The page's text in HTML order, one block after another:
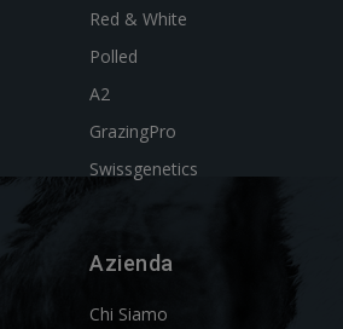
Red & White
Polled
A2
GrazingPro
Swissgenetics
Azienda
Chi Siamo